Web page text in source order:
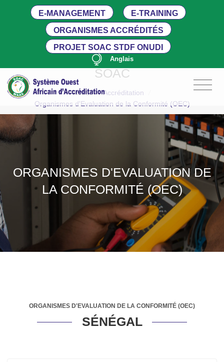
E-MANAGEMENT
E-TRAINING
ORGANISMES ACCRÉDITÉS
PROJET SOAC STDF ONUDI
Anglais
SOAC
Accueil / Accréditation
Organismes d'Evaluation de la Conformité (OEC)
ORGANISMES D'EVALUATION DE
LA CONFORMITÉ (OEC)
ORGANISMES D'EVALUATION DE LA CONFORMITÉ (OEC)
SÉNÉGAL